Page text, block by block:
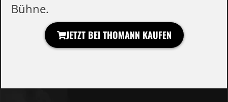
Bühne.
JETZT BEI THOMANN KAUFEN